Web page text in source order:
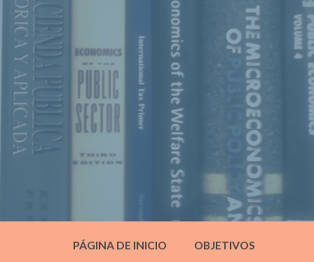
PÁGINA DE INICIO OBJETIVOS